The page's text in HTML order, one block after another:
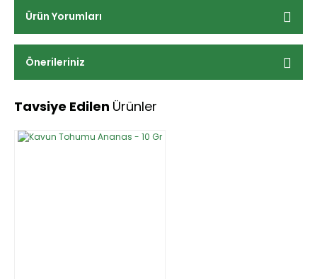
Ürün Yorumları
Önerileriniz
Tavsiye Edilen Ürünler